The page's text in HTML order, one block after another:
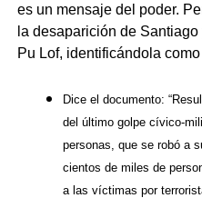
es un mensaje del poder.
la desaparición de
Pu Lof, identificándola
Dice el documento: “
del último golpe cívico-
personas, que se robó a
cientos de miles de
a las víctimas por